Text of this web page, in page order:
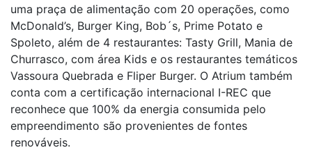
uma praça de alimentação com 20 operações, como
McDonald’s, Burger King, Bob´s, Prime Potato e
Spoleto, além de 4 restaurantes: Tasty Grill, Mania de
Churrasco, com área Kids e os restaurantes temáticos
Vassoura Quebrada e Fliper Burger. O Atrium também
conta com a certificação internacional I-REC que
reconhece que 100% da energia consumida pelo
empreendimento são provenientes de fontes
renováveis.